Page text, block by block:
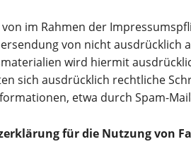
im Rahmen der
von nicht ausdrücklich
wird hiermit
sich ausdrücklich rechtliche
etwa durch Spam-
für die Nutzung von